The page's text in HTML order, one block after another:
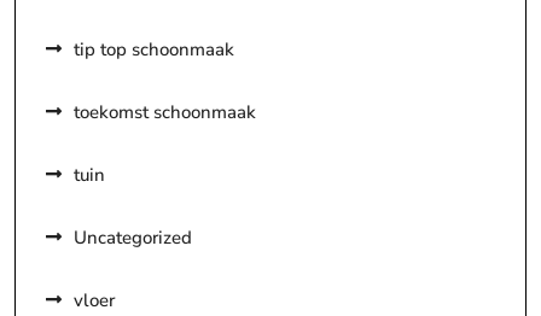
tip top schoonmaak
toekomst schoonmaak
tuin
Uncategorized
vloer